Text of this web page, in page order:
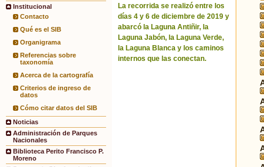
Institucional
Contacto
Qué es el SIB
Organigrama
Referencias sobre
taxonomía
Acerca de la cartografía
Criterios de ingreso de
datos
Cómo citar datos del SIB
Noticias
Administración de Parques
Nacionales
Biblioteca Perito Francisco P.
Moreno
La recorrida se realizó entre los
días 4 y 6 de diciembre de 2019 y
abarcó la Laguna Antiñir, la
Laguna Jabón, la Laguna Verde,
la Laguna Blanca y los caminos
internos que las conectan.